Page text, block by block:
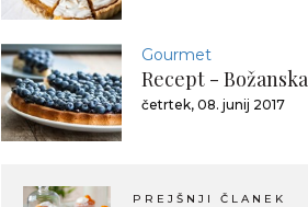
Gourmet
Recept -
četrtek, 08. junij 2017
PREJŠNJI ČLANEK